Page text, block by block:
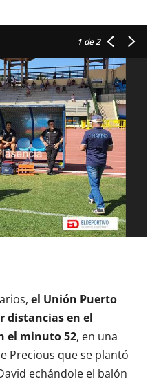
1 de 2
el Unión Puerto
distancias en el
el minuto 52, en una
Precious que se plantó
echándole el balón